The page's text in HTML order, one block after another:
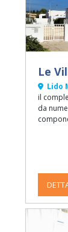
Le
Lido
il
da